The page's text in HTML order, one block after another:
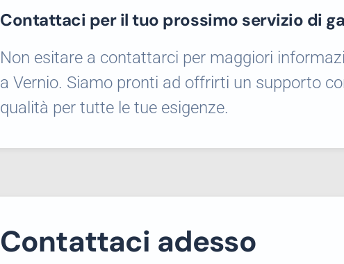
Contattaci per il tuo prossimo servizio di
Non esitare a contattarci per maggiori
a Vernio. Siamo pronti ad offrirti un supporto
qualità per tutte le tue esigenze.
Contattaci adesso